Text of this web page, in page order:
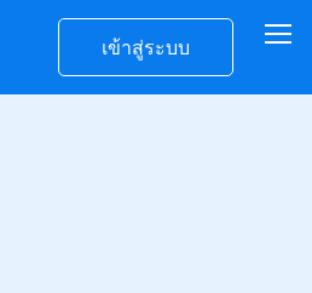
เข้าสู่ระบบ